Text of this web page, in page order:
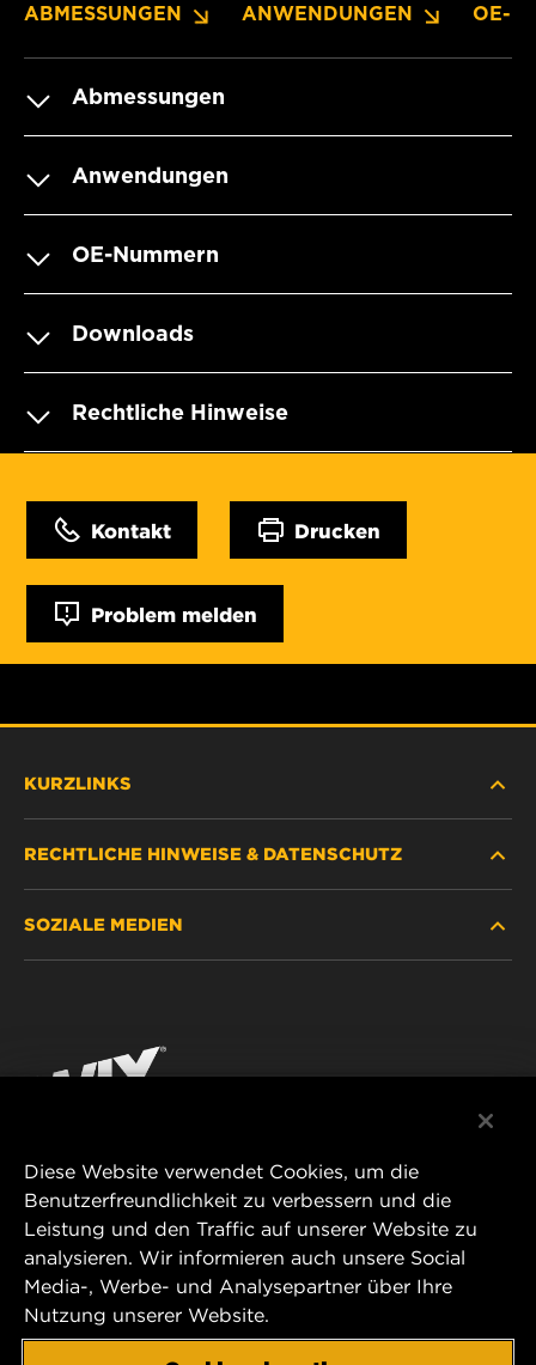
ABMESSUNGEN ANWENDUNGEN OE-
Abmessungen
Anwendungen
OE-Nummern
Downloads
Rechtliche Hinweise
Kontakt Drucken
Problem melden
KURZLINKS
HÄNDLERSUCHE
KONTAKT
RECHTLICHE HINWEISE & DATENSCHUTZ
IMPRESSUM
SOZIALE MEDIEN
YouTube
MANN+HUMMEL FT Poland
ul. Wrocławska 145,
63-800 GOSTYŃ, POLAND
Tel. +48 65 572 89 00
E-mail:info@mann-hummel.com
Diese Website verwendet Cookies, um die
Benutzerfreundlichkeit zu verbessern und die
Leistung und den Traffic auf unserer Website zu
analysieren. Wir informieren auch unsere Social
Media-, Werbe- und Analysepartner über Ihre
Nutzung unserer Website.